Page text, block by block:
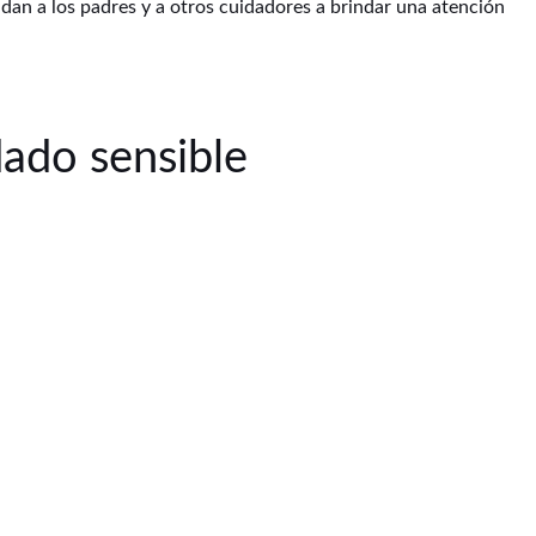
a los padres y a otros cuidadores a brindar una atención
sensible